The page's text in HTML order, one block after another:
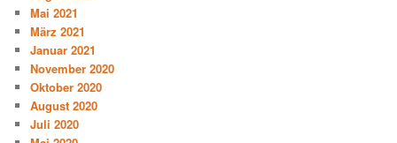
Mai 2021
März 2021
Januar 2021
November 2020
Oktober 2020
August 2020
Juli 2020